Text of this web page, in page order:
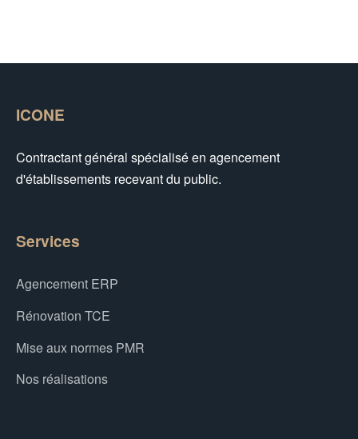
ICONE
Contractant général spécialisé en agencement
d'établissements recevant du public.
Services
Agencement ERP
Rénovation TCE
Mise aux normes PMR
Nos réalisations